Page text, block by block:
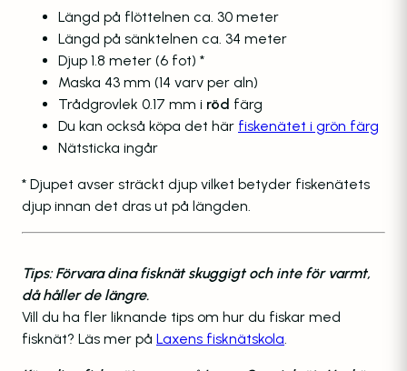
Längd på flöttelnen ca. 30 meter
Längd på sänktelnen ca. 34 meter
Djup 1.8 meter (6 fot) *
Maska 43 mm (14 varv per aln)
Trådgrovlek 0.17 mm i röd färg
Du kan också köpa det här fiskenätet i grön färg
Nätsticka ingår
* Djupet avser sträckt djup vilket betyder fiskenätets
djup innan det dras ut på längden.
Tips: Förvara dina fisknät skuggigt och inte för varmt,
då håller de längre.
Vill du ha fler liknande tips om hur du fiskar med
fisknät? Läs mer på Laxens fisknätskola.